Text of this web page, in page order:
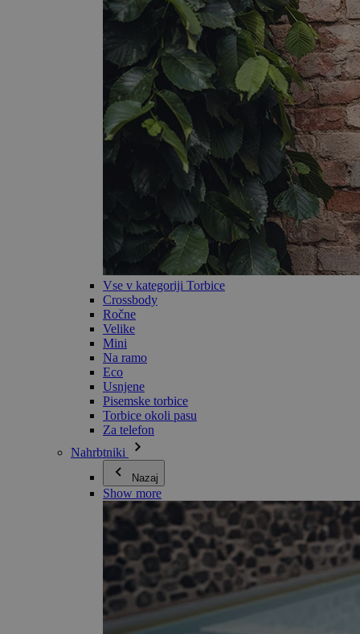
Vse v kategoriji Torbice
Crossbody
Ročne
Velike
Mini
Na ramo
Eco
Usnjene
Pisemske torbice
Torbice okoli pasu
Za telefon
Nahrbtniki
Nazaj
Show more